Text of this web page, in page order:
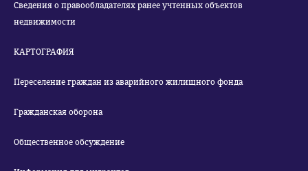
Сведения о правообладателях ранее учтенных объектов
недвижимости
КАРТОГРАФИЯ
Переселение граждан из аварийного жилищного фонда
Гражданская оборона
Общественное обсуждение